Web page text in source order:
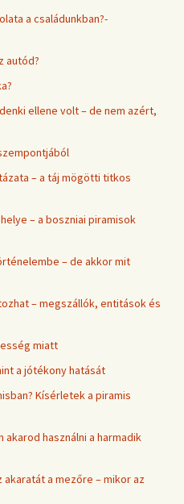
a családunkban?-
autód?
ellene volt – de nem azért,
– a táj mögötti titkos
– a boszniai piramisok
– de akkor mit
– megszállók, entitások és
miatt
a jótékony hatását
Kísérletek a piramis
használni a harmadik
a mezőre – mikor az